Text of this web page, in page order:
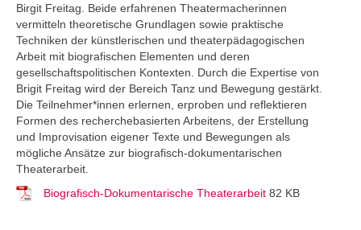
Birgit Freitag. Beide erfahrenen Theatermacherinnen
vermitteln theoretische Grundlagen sowie praktische
Techniken der künstlerischen und theaterpädagogischen
Arbeit mit biografischen Elementen und deren
gesellschaftspolitischen Kontexten. Durch die Expertise von
Brigit Freitag wird der Bereich Tanz und Bewegung gestärkt.
Die Teilnehmer*innen erlernen, erproben und reflektieren
Formen des recherchebasierten Arbeitens, der Erstellung
und Improvisation eigener Texte und Bewegungen als
mögliche Ansätze zur biografisch-dokumentarischen
Theaterarbeit.
Biografisch-Dokumentarische Theaterarbeit 82 KB